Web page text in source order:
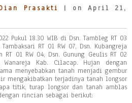
Prasakti
| on April 21,
Pukul 18.30 WIB di Dsn. Tambleg RT 03
RT 01 RW 07, Dsn. Kubangreja
RT 01 RW 04, Dsn. Gunung Geulis RT 02
Kab. Cilacap. Hujan dengan
menyebabkan tanah menjadi gembur
mengakibatkan terjadinya tanah longsor
titik, turap longsor dan tanah amblas
rincian sebagai berikut: